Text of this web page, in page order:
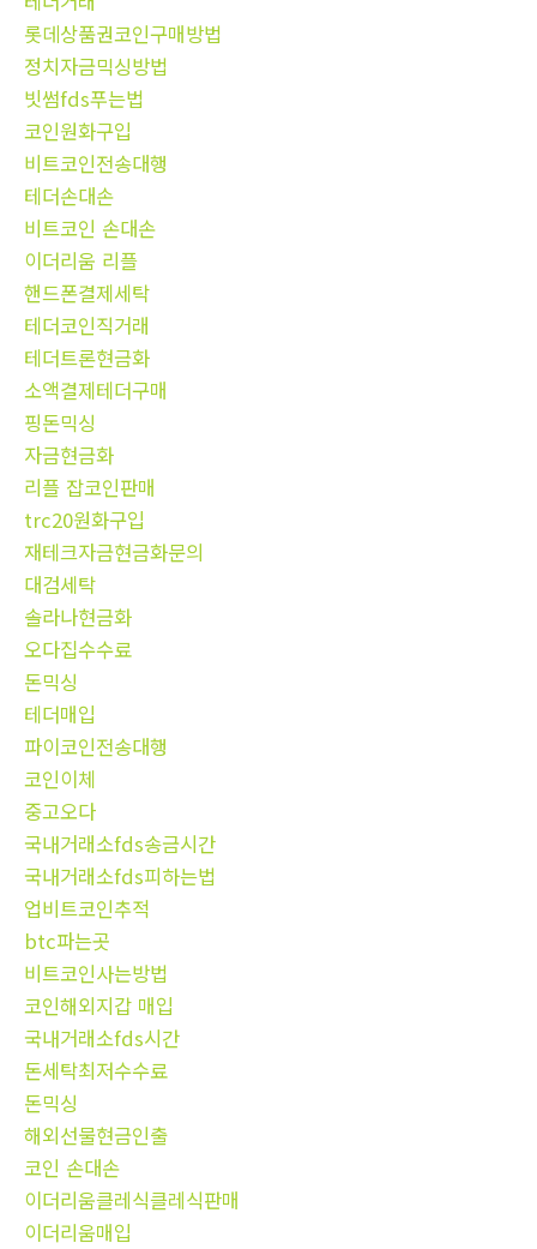
롯데상품권코인구매방법
정치자금믹싱방법
빗썸fds푸는법
코인원화구입
비트코인전송대행
테더손대손
비트코인 손대손
이더리움 리플
핸드폰결제세탁
테더코인직거래
테더트론현금화
소액결제테더구매
핑돈믹싱
자금현금화
리플 잡코인판매
trc20원화구입
재테크자금현금화문의
대검세탁
솔라나현금화
오다집수수료
돈믹싱
테더매입
파이코인전송대행
코인이체
중고오다
국내거래소fds송금시간
국내거래소fds피하는법
업비트코인추적
btc파는곳
비트코인사는방법
코인해외지갑 매입
국내거래소fds시간
돈세탁최저수수료
돈믹싱
해외선물현금인출
코인 손대손
이더리움클레식클레식판매
이더리움매입